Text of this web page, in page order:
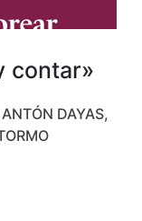
contar»
DAYAS,